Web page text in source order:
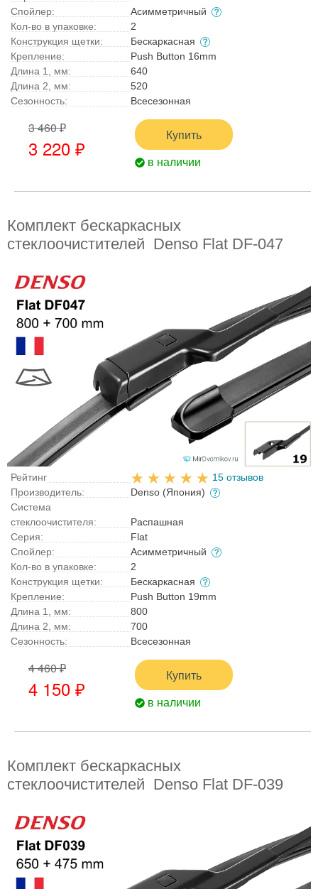
Спойлер:
Асимметричный
Кол-во в упаковке:
2
Конструкция щетки:
Бескаркасная
Крепление:
Push Button 16mm
Длина 1, мм:
640
Длина 2, мм:
520
Сезонность:
Всесезонная
3 460 ₽
3 220 ₽
Купить
в наличии
Комплект бескаркасных
стеклоочистителей Denso Flat DF-047
Рейтинг
15 отзывов
Производитель:
Denso (Япония)
Система
стеклоочистителя:
Распашная
Серия:
Flat
Спойлер:
Асимметричный
Кол-во в упаковке:
2
Конструкция щетки:
Бескаркасная
Крепление:
Push Button 19mm
Длина 1, мм:
800
Длина 2, мм:
700
Сезонность:
Всесезонная
4 460 ₽
4 150 ₽
Купить
в наличии
Комплект бескаркасных
стеклоочистителей Denso Flat DF-039